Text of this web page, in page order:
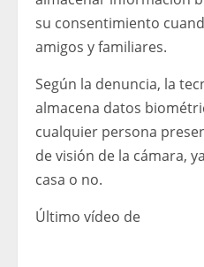
su consentimiento
amigos y familiares.
Según la denuncia, la
almacena datos
cualquier persona
de visión de la cámara,
casa o no.
Último vídeo de